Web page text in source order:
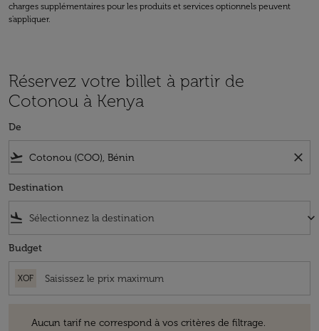
charges supplémentaires pour les produits et services optionnels peuvent
s'appliquer.
Réservez votre billet à partir de
Cotonou à Kenya
De
flight_takeoff close
Destination
flight_land keyboard_arrow_down
Budget
XOF
Aucun tarif ne correspond à vos critères de filtrage.